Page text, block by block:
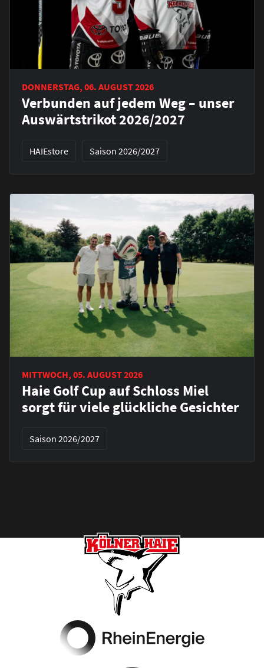
DONNERSTAG, 06. AUGUST 2026
Verbunden auf jedem Weg – unser
Auswärtstrikot 2026/2027
HAIEstore Saison 2026/2027
MITTWOCH, 05. AUGUST 2026
Haie Golf Cup auf Schloss Miel
sorgt für viele glückliche Gesichter
Saison 2026/2027